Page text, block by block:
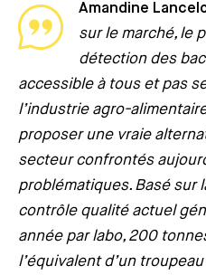
Amandine
sur le marché, le
détection des
accessible à tous et pas
l’industrie agro-
proposer une vraie
secteur confrontés
problématiques. Basé sur
contrôle qualité actuel
année par labo, 200
l’équivalent d’un